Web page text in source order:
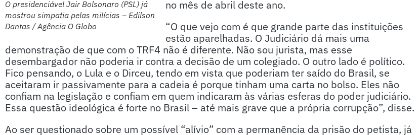
O presidenciável Jair Bolsonaro (PSL) já
mostrou simpatia pelas milícias – Edilson
Dantas / Agência O Globo
no mês de abril deste ano.
“O que vejo com é que grande parte das instituições
estão aparelhadas. O Judiciário dá mais uma
demonstração de que com o TRF4 não é diferente. Não sou jurista, mas esse
desembargador não poderia ir contra a decisão de um colegiado. O outro lado é político.
Fico pensando, o Lula e o Dirceu, tendo em vista que poderiam ter saído do Brasil, se
aceitaram ir passivamente para a cadeia é porque tinham uma carta no bolso. Eles não
confiam na legislação e confiam em quem indicaram às várias esferas do poder judiciário.
Essa questão ideológica é forte no Brasil – até mais grave que a própria corrupção”, disse.
Ao ser questionado sobre um possível “alívio” com a permanência da prisão do petista, já